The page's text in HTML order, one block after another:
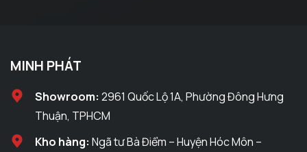
MINH PHÁT
Showroom: 2961 Quốc Lộ 1A, Phường Đông Hưng
Thuận, TPHCM
Kho hàng: Ngã tư Bà Điểm – Huyện Hóc Môn –